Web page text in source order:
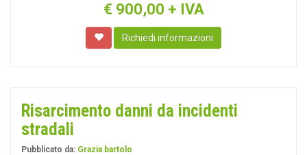
€ 900,00 + IVA
Richiedi informazioni
Risarcimento danni da incidenti
stradali
Pubblicato da: Grazia bartolo